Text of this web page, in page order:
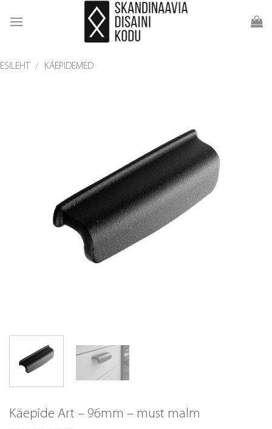
ESILEHT / KÄEPIDEMED
Käepide Art – 96mm – must malm